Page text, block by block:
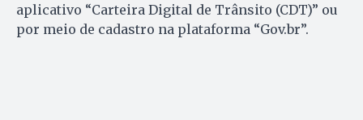
aplicativo “Carteira Digital de Trânsito (CDT)” ou
por meio de cadastro na plataforma “Gov.br”.